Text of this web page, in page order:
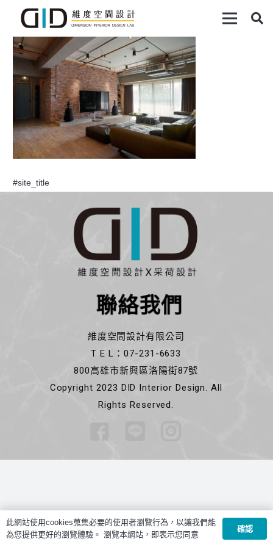
#site_title
聯絡我們
維度空間設計有限公司
T E L：07-231-6633
800高雄市新興區洛陽街87號
Copyright 2023 DID Interior Design. All
Rights Reserved.
此網站使用cookies蒐集必要的使用者瀏覽行為，以讓我們能
為您提供更好的瀏覽體驗。 瀏覽本網站，即表示您同意
確認